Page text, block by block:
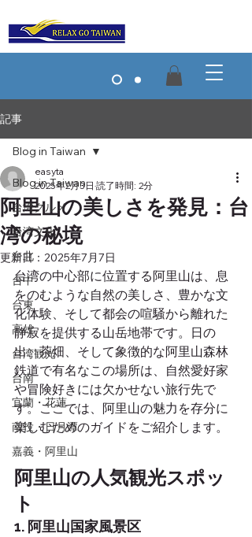
記事
Blog in Taiwan
台湾グルメ
台湾文化
台北
台中
台東
高雄
台湾観光
台南
宜蘭・花蓮
南投・日月潭
嘉義・阿里山
Blog in Taiwan
阿里山の美しさを発見：台
湾の秘境
easyta
2025年2月3日 読了時間: 2分
更新日： 2025年7月7日
台湾の中心部に位置する阿里山は、息
をのむような自然の美しさ、豊かな文
化体験、そして都会の喧騒から離れた
静寂を提供する山岳地帯です。日の
出、茶畑、そして象徴的な阿里山森林
鉄道で有名なこの場所は、自然愛好家
や冒険好きには欠かせない旅行先で
す。ここでは、阿里山の魅力を存分に
楽しむためのガイドをご紹介します。
阿里山の人気観光スポッ
ト
1. 阿里山国家風景区